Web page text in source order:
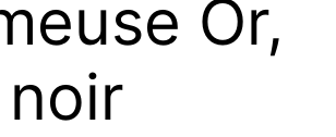
Or,